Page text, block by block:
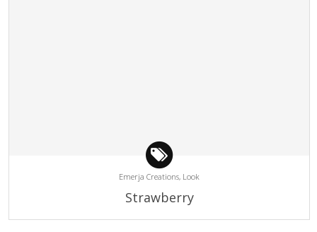
Emerja Creations, Look
Strawberry